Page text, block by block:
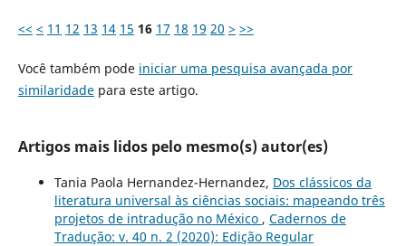
<< < 11 12 13 14 15 16 17 18 19 20 > >>
Você também pode iniciar uma pesquisa avançada por
similaridadepara este artigo.
Artigos mais lidos pelo mesmo(s) autor(es)
Tania Paola Hernandez-Hernandez, Dos clássicos da
literatura universal às ciências sociais: mapeando três
projetos de intradução no México , Cadernos de
Tradução: v. 40 n. 2 (2020): Edição Regular